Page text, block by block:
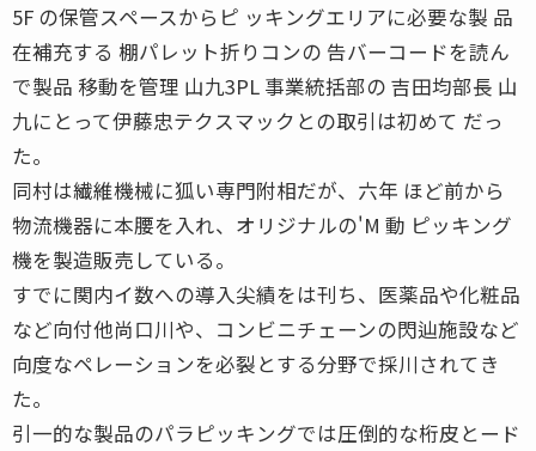
5F の保管スペースからピ ッキングエリアに必要な製 品
在補充する 棚パレット折りコンの 告バーコードを読ん
で製品 移動を管理 山九3PL 事業統括部の 吉田均部長 山
九にとって伊藤忠テクスマックとの取引は初めて だっ
た。
同村は繊維機械に狐い専門附相だが、六年 ほど前から
物流機器に本腰を入れ、オリジナルの'M 動 ピッキング
機を製造販売している。
すでに関内イ数への導入尖績をは刊ち、医薬品や化粧品
など向付他尚口川や、コンビニチェーンの閃辿施設など
向度なペレーションを必裂とする分野で採川されてき
た。
引一的な製品のパラピッキングでは圧倒的な桁皮とード